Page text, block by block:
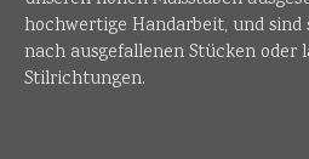
hochwertige Handarbeit, und sind
nach ausgefallenen Stücken oder
Stilrichtungen.